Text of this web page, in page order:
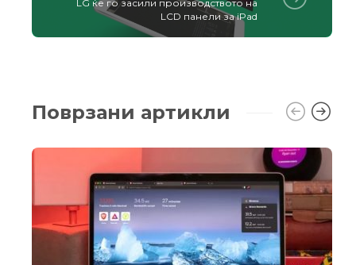
LG ќе го засили производството на
LCD панели за iPad
Поврзани артикли